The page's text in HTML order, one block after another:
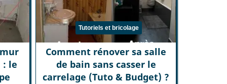
: le
Tutoriels et bricolage
Comment rénover sa salle
de bain sans casser le
carrelage (Tuto & Budget) ?